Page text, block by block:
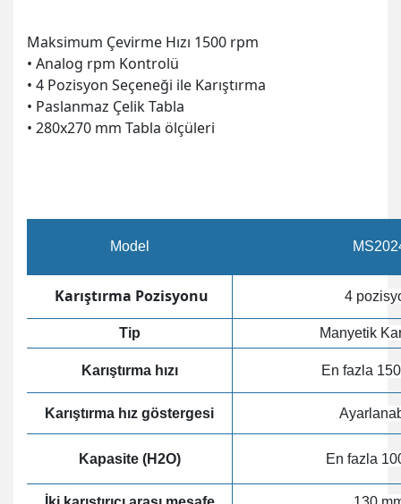
Maksimum Çevirme Hızı 1500 rpm
• Analog rpm Kontrolü
• 4 Pozisyon Seçeneği ile Karıştırma
• Paslanmaz Çelik Tabla
• 280x270 mm Tabla ölçüleri
Model
Karıştırma Pozisyonu 4
Tip Manyetik
Karıştırma hızı En fazla
Karıştırma hız göstergesi
Kapasite (H2O) En fazla